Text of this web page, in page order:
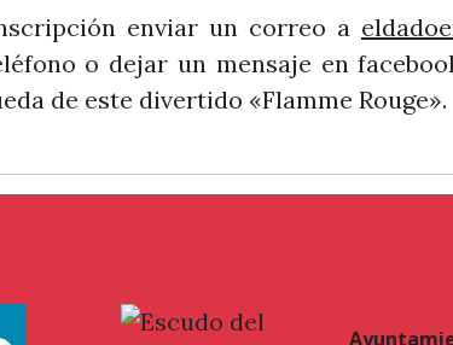
enviar un correo a
o dejar un mensaje en
de este divertido «Flamme Rouge».